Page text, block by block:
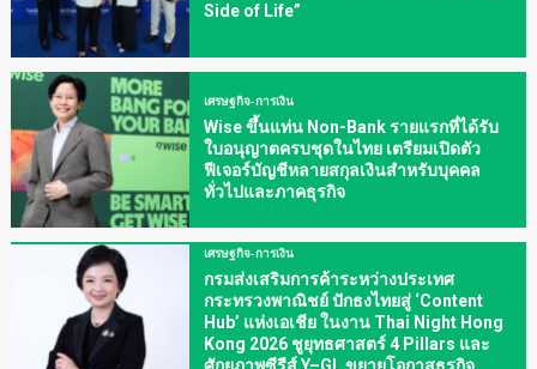
Side of Life”
เศรษฐกิจ-การเงิน
Wise ขึ้นแท่น Non-Bank รายแรกที่ได้รับ
ใบอนุญาตครบชุดในไทย เตรียมเปิดตัว
ฟีเจอร์บัญชีหลายสกุลเงินสำหรับบุคคล
ทั่วไปและภาคธุรกิจ
เศรษฐกิจ-การเงิน
กรมส่งเสริมการค้าระหว่างประเทศ
กระทรวงพาณิชย์ ปักธงไทยสู่ ‘Content
Hub’ แห่งเอเชีย ในงาน Thai Night Hong
Kong 2026 ชูยุทธศาสตร์ 4 Pillars และ
ศักยภาพซีรีส์ Y–GL ขยายโอกาสธุรกิจ